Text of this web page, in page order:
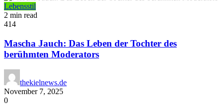
Lebensstil
2 min read
414
Mascha Jauch: Das Leben der Tochter des
berühmten Moderators
thekielnews.de
November 7, 2025
0